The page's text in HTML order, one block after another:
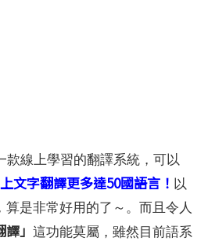
款線上學習的翻譯系統，可以
文字翻譯更多達50國語言！ 以
是非常好用的了～。而且令人
譯」 這功能莫屬，雖然目前語系